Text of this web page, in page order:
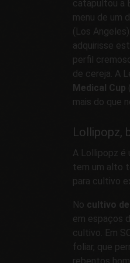
catapultou a
menu de um
(Los
adquirisse
perfil
de cereja. A
Medical Cup
mais do que
Lollipopz,
A Lollipopz é
tem um alto
para cultivo
No cultivo
em espaços
cultivo. Em
foliar, que